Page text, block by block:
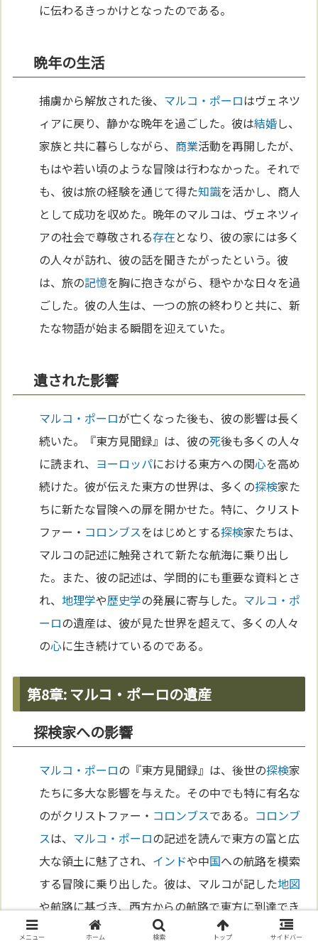
に伝わるきっかけとなったのである。
晩年の生活
捕虜から解放された後、 マルコ・ポーロはヴェネツ
ィアに戻り、静かな晩年を過ごした。彼は結婚し、
家族と共に暮らしながら、 商業活動を再開したが、
もはや若い頃のような冒険は行わなかった。それで
も、彼は旅の経験を通じて得た知識を活かし、商人
として成功を収めた。晩年のマルコは、ヴェネツィ
アの社会で尊敬される存在となり、彼の家には多く
の人々が訪れ、彼の話を聞きたがったという。彼
は、旅の記憶を胸に抱きながら、穏やかな日々を過
ごした。彼の人生は、一つの旅の終わりと共に、新
たな物語が始まる瞬間を迎えていた。
遺された影響
マルコ・ポーロが亡くなった後も、彼の影響は長く
続いた。『東方見聞録』は、彼の死後も多くの人々
に読まれ、 ヨーロッパにおける東方への関心を高め
続けた。彼が伝えた東方の世界は、多くの探検家た
ちに新たな冒険への扉を開かせた。特に、クリスト
ファー・ コロンブスをはじめとする探検家たちは、
マルコの記述に触発されて新たな航海に乗り出し
た。また、彼の記述は、学問的にも重要な資料とさ
れ、地理学や歴史学の発展に寄与した。 マルコ・ポ
ーロの遺産は、彼が見た世界を超えて、多くの人々
の心に生き続けているのである。
第8章: マルコ・ポーロの遺産
探検家への影響
マルコ・ポーロの『東方見聞録』は、後世の探検家
たちに多大な影響を与えた。その中でも特に有名な
のがクリストファー・ コロンブスである。 コロンブ
スは、 マルコ・ポーロの記述を読んで東方の富と広
大な領土に魅了され、 インドや中国への航路を模索
する冒険に乗り出した。彼は、マルコが記した地図
や航路に基づき、西方からの航路で東方に到達でき
ると信じていた。こうして、
マルコ・ポーロ
の遺産
メニュー ホーム 検索 トップ サイドバー